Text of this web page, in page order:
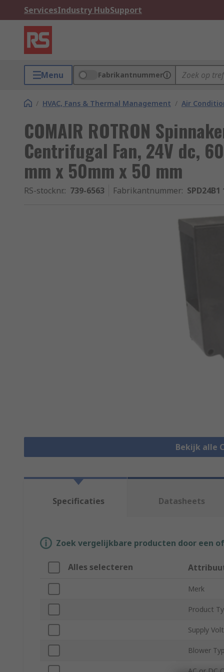
ServicesIndustry HubSupport
Menu Fabrikantnummer
/ HVAC, Fans & Thermal Management / Air
COMAIR ROTRON
Centrifugal Fan, 24V dc,
mm x 50mm x 50 mm
RS-stocknr.: 739-6563 Fabrikantnummer:
Bekijk alle
Specificaties
Datasheets
Zoek vergelijkbare producten door een
Alles selecteren
Merk
Product
Supply
Blower